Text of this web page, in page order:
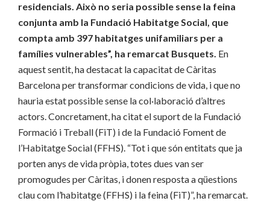
residencials. Això no seria possible sense la feina
conjunta amb la Fundació Habitatge Social, que
compta amb 397 habitatges unifamiliars per a
famílies vulnerables”, ha remarcat Busquets. En
aquest sentit, ha destacat la capacitat de Càritas
Barcelona per transformar condicions de vida, i que no
hauria estat possible sense la col·laboració d’altres
actors. Concretament, ha citat el suport de la Fundació
Formació i Treball (FiT) i de la Fundació Foment de
l’Habitatge Social (FFHS). “Tot i que són entitats que ja
porten anys de vida pròpia, totes dues van ser
promogudes per Càritas, i donen resposta a qüestions
clau com l’habitatge (FFHS) i la feina (FiT)”, ha remarcat.